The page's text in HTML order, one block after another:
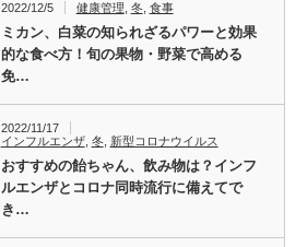
2022/12/5 健康管理 冬, 食事
ミカン、白菜の知られざるパワーと効果
的な食べ方！旬の果物・野菜で高める
免…
2022/11/17
インフルエンザ, 冬, 新型コロナウイルス
おすすめの飴ちゃん、飲み物は？インフ
ルエンザとコロナ同時流行に備えてで
き…